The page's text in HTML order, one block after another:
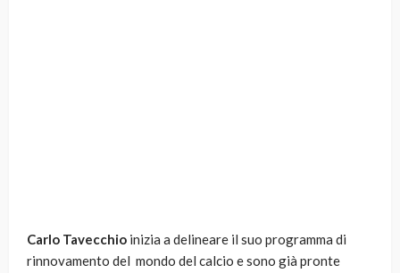
Carlo Tavecchio inizia a delineare il suo programma di
rinnovamento del mondo del calcio e sono già pronte